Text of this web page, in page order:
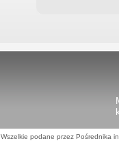
Wszelkie podane przez Pośrednika